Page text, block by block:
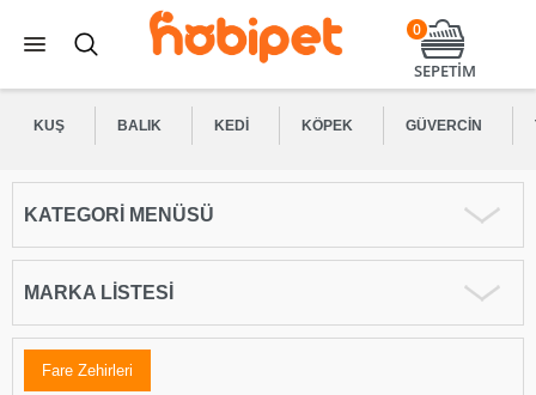
0
SEPETİM
KUŞ BALIK KEDI KÖPEK GÜVERCIN
KATEGORI MENÜSÜ
MARKA LISTESI
Fare Zehirleri